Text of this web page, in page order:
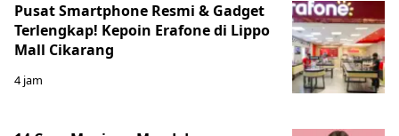
Pusat Smartphone Resmi & Gadget
Terlengkap! Kepoin Erafone di Lippo
Mall Cikarang
4 jam